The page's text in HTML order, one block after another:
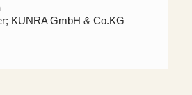
KUNRA GmbH & Co.KG